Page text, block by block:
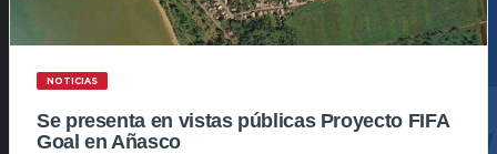
NOTICIAS
Se presenta en vistas públicas Proyecto FIFA
Goal en Añasco